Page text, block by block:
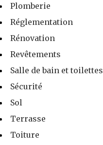
Plomberie
Réglementation
Rénovation
Revêtements
Salle de bain et toilettes
Sécurité
Sol
Terrasse
Toiture